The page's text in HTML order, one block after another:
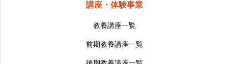
講座・体験事業
教養講座一覧
前期教養講座一覧